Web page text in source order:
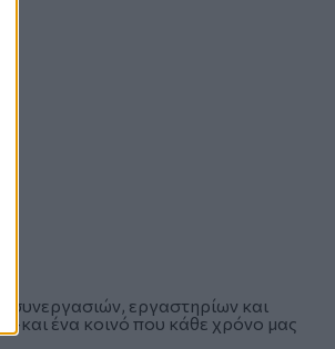
συνεργασιών, εργαστηρίων και
και ένα κοινό που κάθε χρόνο μας